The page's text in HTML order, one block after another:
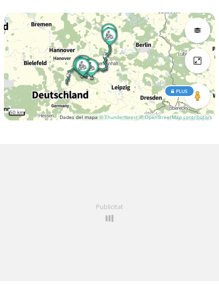
Dades del mapa © Thunderforest © OpenStreetMap contributors
PLUS
50 km
Publicitat